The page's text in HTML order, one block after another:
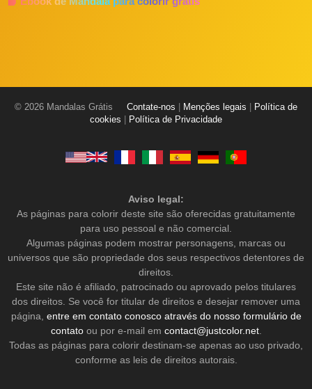
© 2026 Mandalas Grátis Contate-nos Menções legais
Política de
cookies
Política de Privacidade
Aviso legal:
As páginas para colorir deste site são oferecidas gratuitamente
para uso pessoal e não comercial.
Algumas páginas podem mostrar personagens, marcas ou
universos que são propriedade dos seus respectivos detentores de
direitos.
Este site não é afiliado, patrocinado ou aprovado pelos titulares
dos direitos. Se você for titular de direitos e desejar remover uma
página, entre em contato conosco através do nosso formulário de
contatoou por e-mail em contact@justcolor.net.
Todas as páginas para colorir destinam-se apenas ao uso privado,
conforme as leis de direitos autorais.